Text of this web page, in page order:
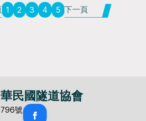
1 2 3 4 5 下一頁
民國隧道協會
號